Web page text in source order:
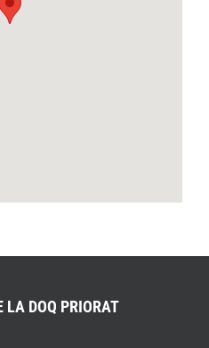
LA DOQ PRIORAT